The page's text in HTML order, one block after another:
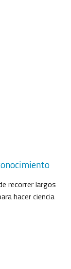
recorrer largos
hacer ciencia